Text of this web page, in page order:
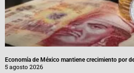
Economía de México mantiene crecimiento por
5 agosto 2026